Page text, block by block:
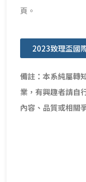
頁。
2023致理盃國
備註：本系純屬轉
業，有興趣者請自
內容、品質或相關